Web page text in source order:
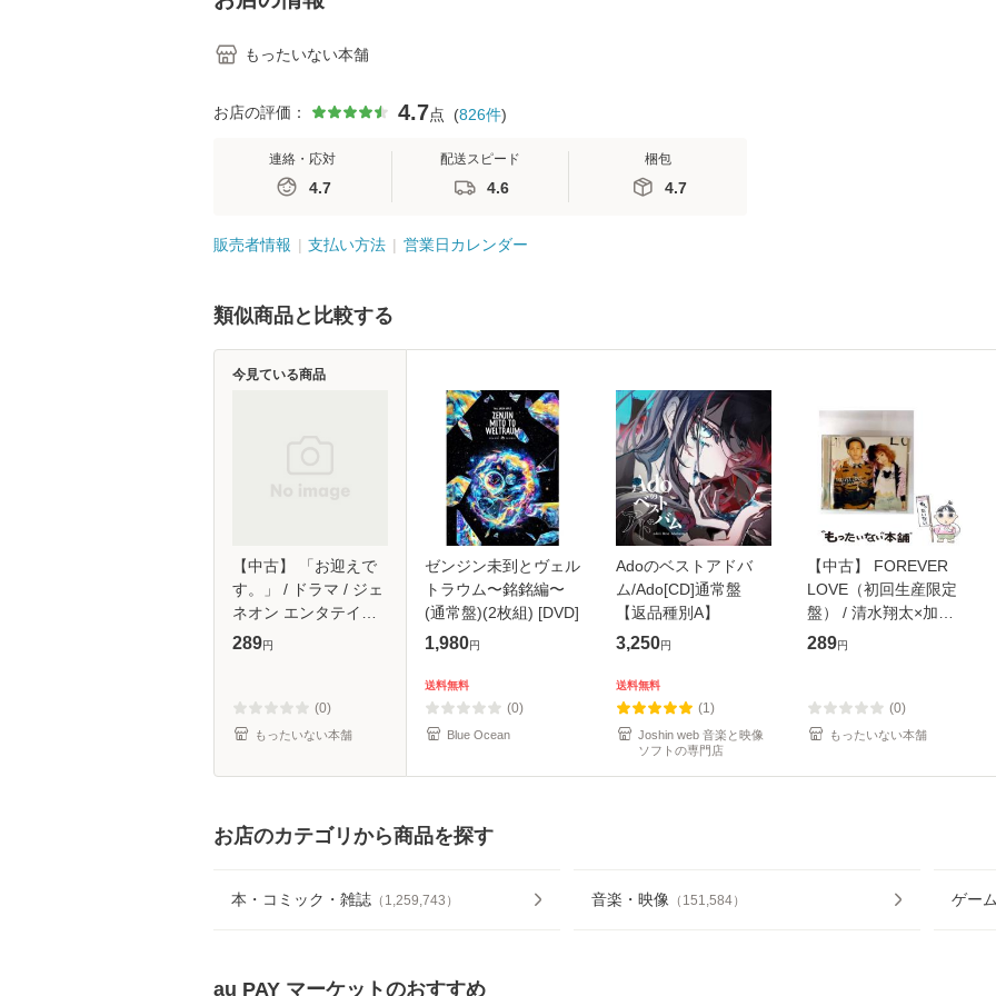
もったいない本舗
お店の評価： 4.7点 (826件)
連絡・応対
4.7
配送スピード
4.6
梱包
4.7
販売者情報 支払い方法 営業日カレンダー
類似商品と比較する
【中古】 「お迎えで
す。」 / ドラマ / ジェ
ネオン エンタテイン
メント [CD]【メール
289円
(0)
もったいない本舗
今見ている商品
ゼンジン未到とヴェル
トラウム〜銘銘編〜
(通常盤)(2枚組) [DVD]
1,980円
送料無料
(0)
Blue Ocean
Adoのベストアドバ
ム/Ado[CD]通常盤
【返品種別A】
3,250円
送料無料
(1)
Joshin web 音楽と映像
ソフトの専門店
【中古】 FOREVER
LOVE（初回生産限定
盤） / 清水翔太×加藤
ミリヤ / [CD]【メール
289円
(0)
もったいない本舗
お店のカテゴリから商品を探す
本・コミック・雑誌 （ 1,259,743 ） 音楽・映像 （ 151,584） ゲー
au PAY マーケットのおすすめ